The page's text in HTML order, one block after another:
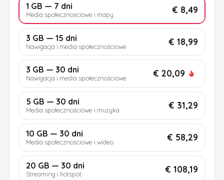
1 GB — 7 dni
Media społecznościowe i mapy € 8,49
3 GB — 15 dni
Nawigacja i media społecznościowe € 18,99
3 GB — 30 dni
Nawigacja i media społecznościowe € 20,09
5 GB — 30 dni
Media społecznościowe i muzyka € 31,29
10 GB — 30 dni
Media społecznościowe i wideo € 58,29
20 GB — 30 dni
Streaming i hotspot € 108,19